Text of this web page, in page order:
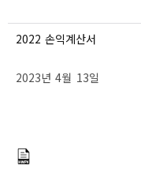
2022 손익계산서
2023년 4월 13일